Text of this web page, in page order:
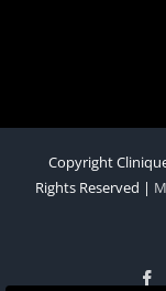
Copyright
Rights Reserved |